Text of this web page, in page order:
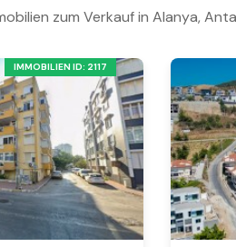
zum Verkauf in Alanya,
IMMOBILIEN ID: 2117